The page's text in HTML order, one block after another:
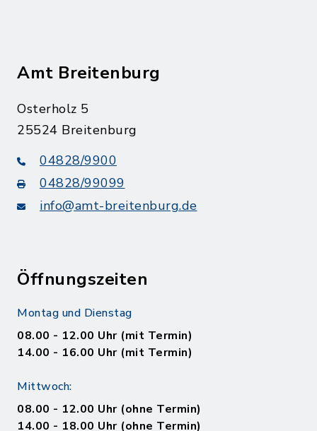
Amt Breitenburg
Osterholz 5
25524 Breitenburg
04828/9900
04828/99099
info@amt-breitenburg.de
Öffnungszeiten
Montag und Dienstag
08.00 - 12.00 Uhr (mit Termin)
14.00 - 16.00 Uhr (mit Termin)
Mittwoch:
08.00 - 12.00 Uhr (ohne Termin)
14.00 - 18.00 Uhr (ohne Termin)